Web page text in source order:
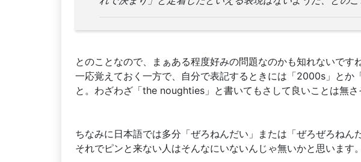
とのことなので、まぁある程度好みの問題なのかも知れないです
一応覚えておく一方で、自分で表記するときには「2000s」とか
と。わざわざ「the noughties」と書いてもさして良いことは無さ
ちなみに日本語では多分「ぜろねんだい」または「ぜろぜろねん
それでピンと来ない人はそんなにいないんじゃ無いかと思います